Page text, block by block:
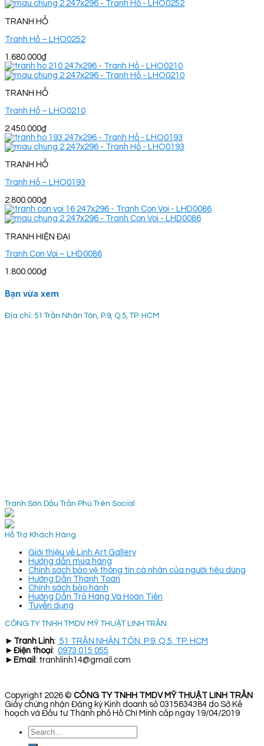
TRANH HỔ
Tranh Hổ – LHO0252
1.680.000₫
TRANH HỔ
Tranh Hổ – LHO0210
2.450.000₫
TRANH HỔ
Tranh Hổ – LHO0193
2.800.000₫
TRANH HIỆN ĐẠI
Tranh Con Voi – LHD0086
1.800.000₫
Bạn vừa xem
Địa chỉ: 51 Trần Nhân Tôn, P.9, Q.5, TP. HCM
Tranh Sơn Dầu Trần Phú Trên Social
Hỗ Trợ Khách Hàng
Giới thiệu về Linh Art Gallery
Hướng dẫn mua hàng
Chính sách bảo vệ thông tin cá nhân của người tiêu dùng
Hướng Dẫn Thanh Toán
Chính sách bảo hành
Hướng Dẫn Trả Hàng Và Hoàn Tiền
Tuyển dụng
CÔNG TY TNHH TMDV MỸ THUẬT LINH TRẦN
► Tranh Linh: 51 TRẦN NHÂN TÔN, P.9, Q.5, TP. HCM
► Điện thoại: 0973 015 055
► Email : tranhlinh14@gmail.com
Copyright 2026 © CÔNG TY TNHH TMDV MỸ THUẬT LINH TRẦN
Giấy chứng nhận Đăng ký Kinh doanh số 0315634384 do Sở Kế
hoạch và Đầu tư Thành phố Hồ Chí Minh cấp ngày 19/04/2019
Search
for: